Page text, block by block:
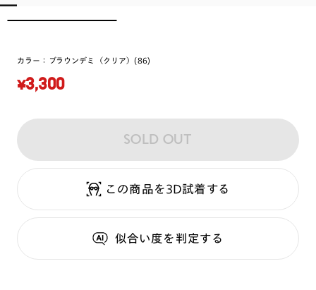
カラー： ブラウンデミ（クリア）(86)
¥3,300
SOLD OUT
この商品を3D試着する
似合い度を判定する